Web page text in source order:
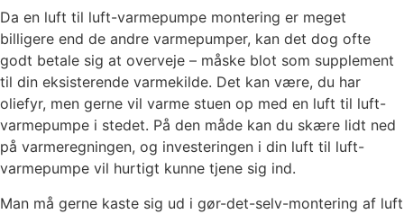
Da en luft til luft-varmepumpe montering er meget
billigere end de andre varmepumper, kan det dog ofte
godt betale sig at overveje – måske blot som supplement
til din eksisterende varmekilde. Det kan være, du har
oliefyr, men gerne vil varme stuen op med en luft til luft-
varmepumpe i stedet. På den måde kan du skære lidt ned
på varmeregningen, og investeringen i din luft til luft-
varmepumpe vil hurtigt kunne tjene sig ind.
Man må gerne kaste sig ud i gør-det-selv-montering af luft